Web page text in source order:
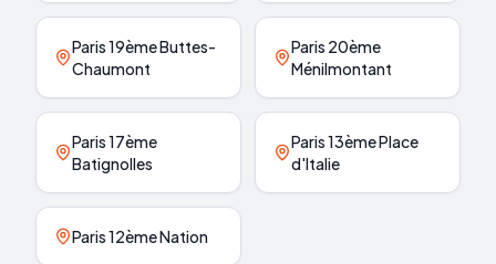
Paris 19ème Buttes-
Chaumont
Paris 20ème
Ménilmontant
Paris 17ème
Batignolles
Paris 13ème Place
d'Italie
Paris 12ème Nation